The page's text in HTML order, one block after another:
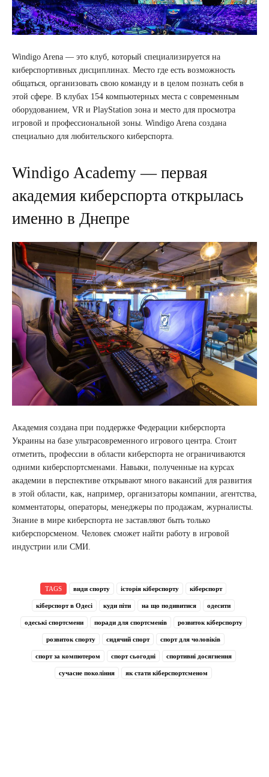
Windigo Arena — это клуб, который специализируется на
киберспортивных дисциплинах. Место где есть возможность
общаться, организовать свою команду и в целом познать себя в
этой сфере. В клубах 154 компьютерных места с современным
оборудованием, VR и PlayStation зона и место для просмотра
игровой и профессиональной зоны. Windigo Arena создана
специально для любительского киберспорта.
Windigo Academy — первая
академия киберспорта открылась
именно в Днепре
Академия создана при поддержке Федерации киберспорта
Украины на базе ультрасовременного игрового центра. Стоит
отметить, профессии в области киберспорта не ограничиваются
одними киберспортсменами. Навыки, полученные на курсах
академии в перспективе открывают много вакансий для развития
в этой области, как, например, организаторы компании, агентства,
комментаторы, операторы, менеджеры по продажам, журналисты.
Знание в мире киберспорта не заставляют быть только
киберспорсменом. Человек сможет найти работу в игровой
индустрии или СМИ.
TAGS види спорту історія кіберспорту кіберспорт
кіберспорт в Одесі куди піти на що подивитися одесити
одеські спортсмени поради для спортсменів розвиток кіберспорту
розвиток спорту сидячий спорт спорт для чоловіків
спорт за компютером спорт сьогодні спортивні досягнення
сучасне покоління як стати кіберспортсменом